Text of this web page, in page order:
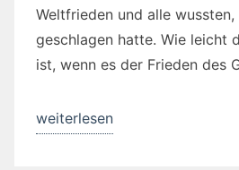
Weltfrieden und alle
geschlagen hatte. Wie leicht
ist, wenn es der Frieden des
„Und
weiterlesen